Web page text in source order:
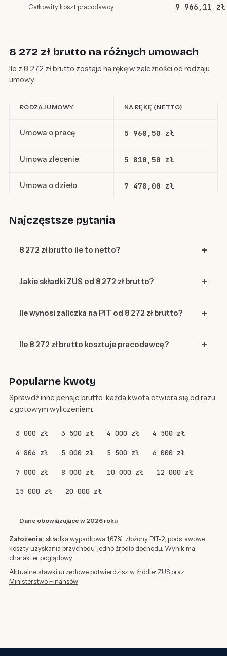
Całkowity koszt pracodawcy 9 966,11 zł
8 272 zł brutto na różnych umowach
Ile z 8 272 zł brutto zostaje na rękę w zależności od rodzaju
umowy.
RODZAJ UMOWY NA RĘKĘ (NETTO)
Umowa o pracę 5 968,50 zł
Umowa zlecenie 5 810,50 zł
Umowa o dzieło 7 478,00 zł
Najczęstsze pytania
8 272 zł brutto ile to netto?
Jakie składki ZUS od 8 272 zł brutto?
Ile wynosi zaliczka na PIT od 8 272 zł brutto?
Ile 8 272 zł brutto kosztuje pracodawcę?
Popularne kwoty
Sprawdź inne pensje brutto: każda kwota otwiera się od razu
z gotowym wyliczeniem.
3 000 zł 3 500 zł 4 000 zł 4 500 zł
4 806 zł 5 000 zł 5 500 zł 6 000 zł
7 000 zł 8 000 zł 10 000 zł 12 000 zł
15 000 zł 20 000 zł
Dane obowiązujące w 2026 roku
Założenia: składka wypadkowa 1,67%, złożony PIT-2, podstawowe
koszty uzyskania przychodu, jedno źródło dochodu. Wynik ma
charakter poglądowy.
Aktualne stawki urzędowe potwierdzisz w źródle: ZUSoraz
Ministerstwo Finansów.